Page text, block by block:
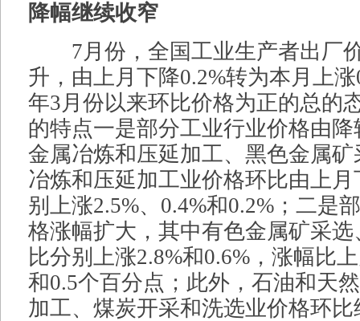
降幅继续收窄
7月份，全国工业生产者出厂
升，由上月下降0.2%转为本月上
年3月份以来环比价格为正的总的
的特点一是部分工业行业价格由
金属冶炼和压延加工、黑色金属
冶炼和压延加工业价格环比由上
别上涨2.5%、0.4%和0.2%；二是
格涨幅扩大，其中有色金属矿采
比分别上涨2.8%和0.6%，涨幅比
和0.5个百分点；此外，石油和天
加工、煤炭开采和洗选业价格环